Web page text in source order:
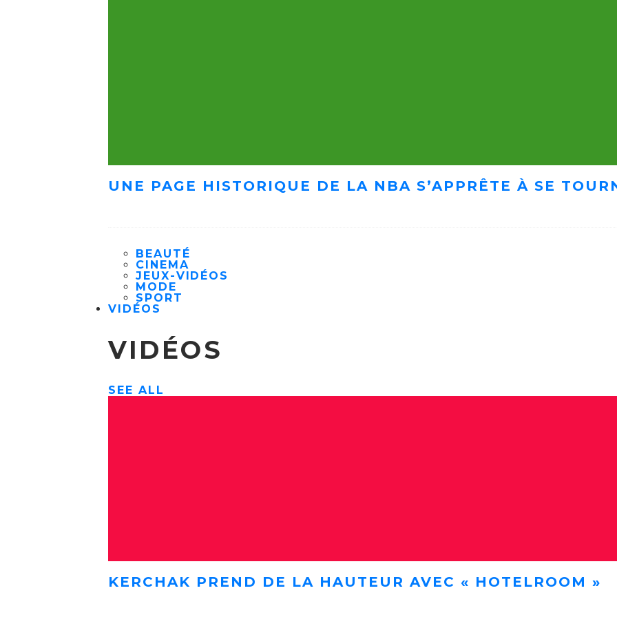
UNE PAGE HISTORIQUE DE LA NBA S’APPRÊTE À SE
BEAUTÉ
CINEMA
JEUX-VIDÉOS
MODE
SPORT
VIDÉOS
VIDÉOS
SEE ALL
KERCHAK PREND DE LA HAUTEUR AVEC « HOTELROOM »